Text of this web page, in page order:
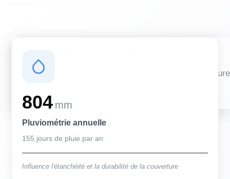
Des conditions qui influencent vos travaux de couverture
804 mm
Pluviométrie annuelle
155 jours de pluie par an
Influence l'étanchéité et la durabilité de la couverture